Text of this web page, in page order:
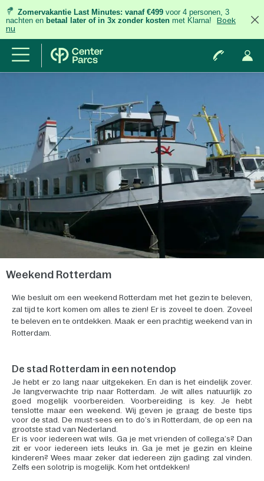
Zomervakantie Last Minutes: vanaf €499 voor 4 personen, 3
nachten en betaal later of in 3x zonder kosten met Klarna!
Boek
nu
Weekend Rotterdam
Wie besluit om een weekend Rotterdam met het gezin te beleven,
zal tijd te kort komen om alles te zien! Er is zoveel te doen. Zoveel
te beleven en te ontdekken. Maak er een prachtig weekend van in
Rotterdam.
De stad Rotterdam in een notendop
Je hebt er zo lang naar uitgekeken. En dan is het eindelijk zover.
Je langverwachte trip naar Rotterdam. Je wilt alles natuurlijk zo
goed mogelijk voorbereiden. Voorbereiding is key. Je hebt
tenslotte maar een weekend. Wij geven je graag de beste tips
voor de stad. De must-sees en to do’s in Rotterdam, de op een na
grootste stad van Nederland.
Er is voor iedereen wat wils. Ga je met vrienden of collega’s? Dan
zit er voor iedereen iets leuks in. Ga je met je gezin en kleine
kinderen? Wees maar zeker dat iedereen zijn gading zal vinden.
Zelfs een solotrip is mogelijk. Kom het ontdekken!